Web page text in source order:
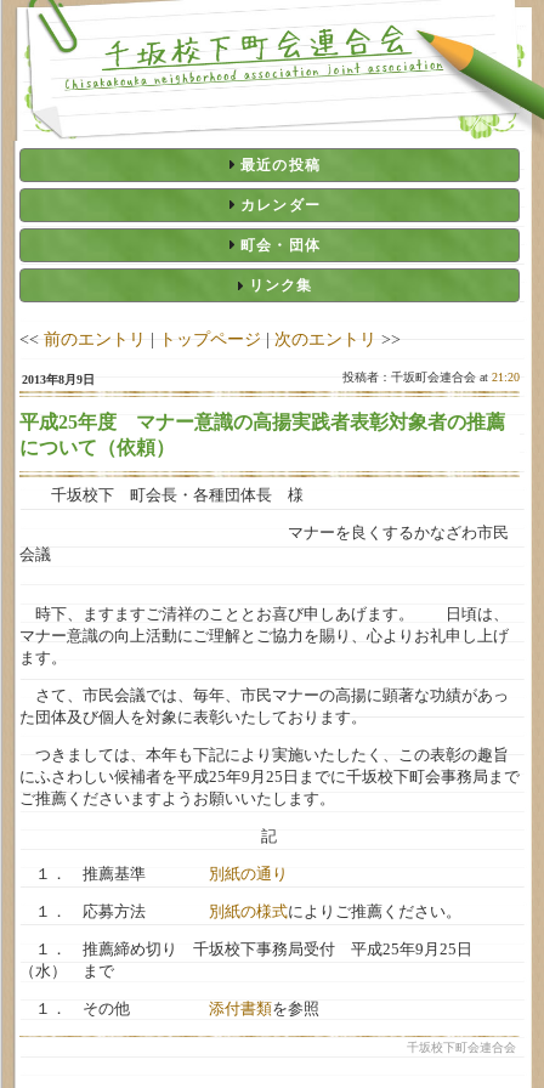
最近の投稿
カレンダー
町会・団体
リンク集
<< 前のエントリ | トップページ | 次のエントリ >>
2013年8月9日 投稿者：千坂町会連合会 at21:20
平成25年度 マナー意識の高揚実践者表彰対象者の推薦
について（依頼）
千坂校下 町会長・各種団体長 様
マナーを良くするかなざわ市民
会議
時下、ますますご清祥のこととお喜び申しあげます。 日頃は、
マナー意識の向上活動にご理解とご協力を賜り、心よりお礼申し上げ
ます。
さて、市民会議では、毎年、市民マナーの高揚に顕著な功績があっ
た団体及び個人を対象に表彰いたしております。
つきましては、本年も下記により実施いたしたく、この表彰の趣旨
にふさわしい候補者を平成25年9月25日までに千坂校下町会事務局まで
ご推薦くださいますようお願いいたします。
記
１． 推薦基準 別紙の通り
１． 応募方法 別紙の様式によりご推薦ください。
１． 推薦締め切り 千坂校下事務局受付 平成25年9月25日
（水） まで
１． その他 添付書類を参照
千坂校下町会連合会